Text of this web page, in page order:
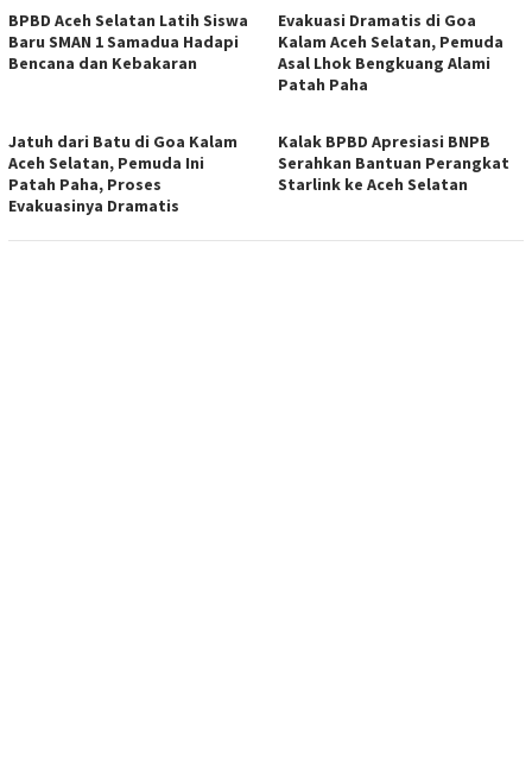
BPBD Aceh Selatan Latih Siswa
Baru SMAN 1 Samadua Hadapi
Bencana dan Kebakaran
Evakuasi Dramatis di Goa
Kalam Aceh Selatan, Pemuda
Asal Lhok Bengkuang Alami
Patah Paha
Jatuh dari Batu di Goa Kalam
Aceh Selatan, Pemuda Ini
Patah Paha, Proses
Evakuasinya Dramatis
Kalak BPBD Apresiasi BNPB
Serahkan Bantuan Perangkat
Starlink ke Aceh Selatan